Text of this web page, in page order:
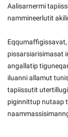
Aalisarnermi
nammineerlutit
pissarsiarisimasat
angallatip
iluanni allamut
tapiissutit
piginnittup nutaap